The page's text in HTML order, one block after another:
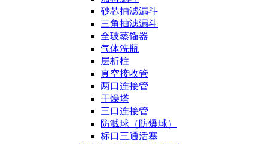
砂芯抽滤漏斗
三角抽滤漏斗
全玻蒸馏器
气体洗瓶
层析柱
真空接收管
两口连接管
干燥塔
三口连接管
防溅球（防爆球）
标口三通活塞